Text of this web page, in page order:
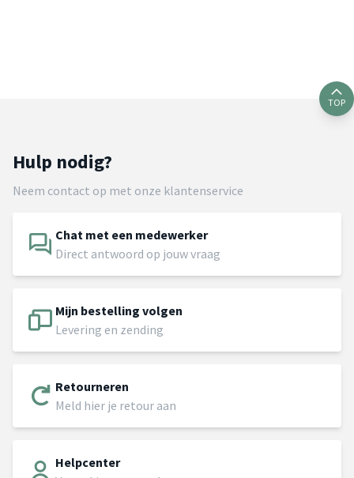
TOP
Hulp nodig?
Neem contact op met onze klantenservice
Chat met een medewerker
Direct antwoord op jouw vraag
Mijn bestelling volgen
Levering en zending
Retourneren
Meld hier je retour aan
Helpcenter